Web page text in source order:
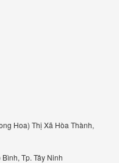
Hoa) Thị Xã Hòa Thành,
Tp. Tây Ninh